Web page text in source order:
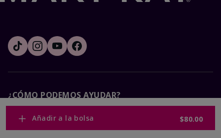
Añadir a la bolsa $80.00
¿CÓMO PODEMOS AYUDAR?
Recibe e-mails